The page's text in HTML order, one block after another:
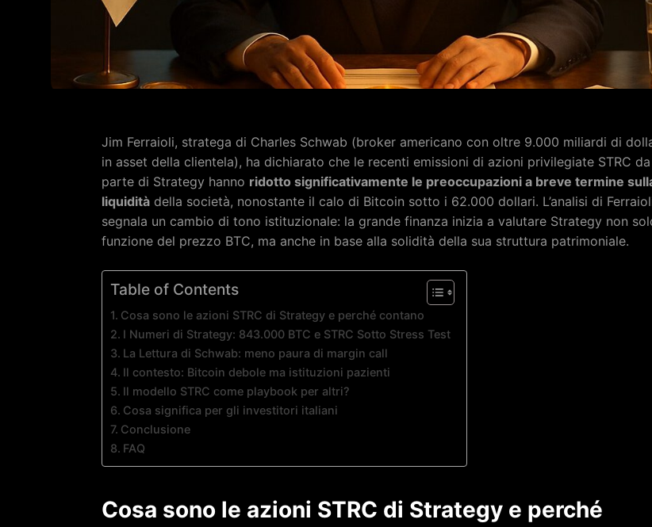
Jim Ferraioli, stratega di Charles Schwab (broker americano con oltre 9.000 miliardi di
in asset della clientela), ha dichiarato che le recenti emissioni di azioni privilegiate STRC da
parte di Strategy hanno ridotto significativamente le preoccupazioni a breve termine
liquidità della società, nonostante il calo di Bitcoin sotto i 62.000 dollari. L’analisi di
segnala un cambio di tono istituzionale: la grande finanza inizia a valutare Strategy non
funzione del prezzo BTC, ma anche in base alla solidità della sua struttura patrimoniale.
Table of Contents
Cosa sono le azioni STRC di Strategy e perché contano
I Numeri di Strategy: 843.000 BTC e STRC Sotto Stress Test
La Lettura di Schwab: meno paura di margin call
Il contesto: Bitcoin debole ma istituzioni pazienti
Il modello STRC come playbook per altri?
Cosa significa per gli investitori italiani
Conclusione
FAQ
Cosa sono le azioni STRC di Strategy e perché